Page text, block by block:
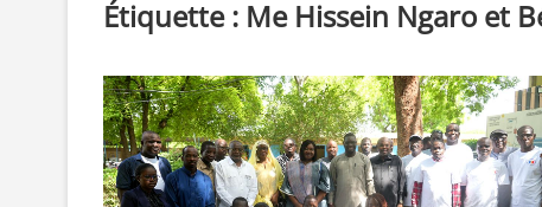
Étiquette : Me Hissein Ngaro et